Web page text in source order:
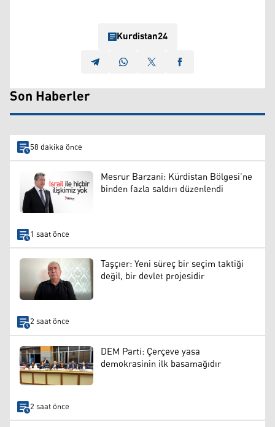
Kurdistan24
Son Haberler
58 dakika önce
Mesrur Barzani: Kürdistan Bölgesi’ne
binden fazla saldırı düzenlendi
1 saat önce
Taşçıer: Yeni süreç bir seçim taktiği
değil, bir devlet projesidir
2 saat önce
DEM Parti: Çerçeve yasa
demokrasinin ilk basamağıdır
2 saat önce